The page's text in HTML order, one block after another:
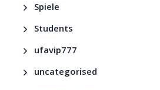
Spiele
Students
ufavip777
uncategorised